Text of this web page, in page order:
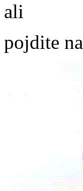
ali
pojdite na